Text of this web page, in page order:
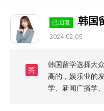
已回复 韩国
2024-02-05
答
韩国留学选择大
高的，娱乐业的
学、新闻广播学